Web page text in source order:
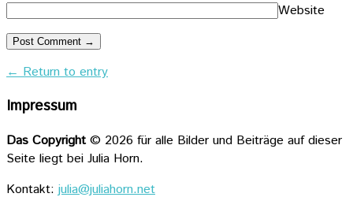
Website
← Return to entry
Impressum
Das Copyright© 2026 für alle Bilder und Beiträge auf dieser
Seite liegt bei Julia Horn.
Kontakt: julia@juliahorn.net